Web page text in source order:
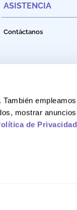
empleamos
mostrar anuncios
de Privacidad
ASISTENCIA
Contáctanos